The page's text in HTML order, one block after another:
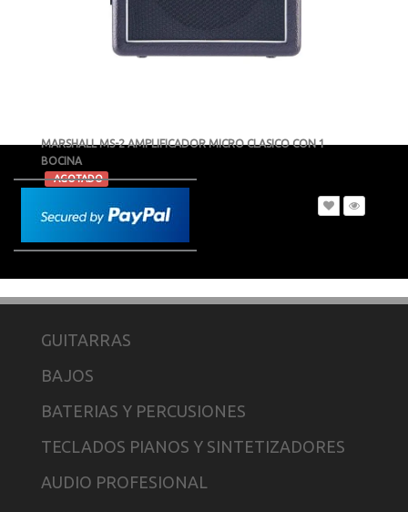
MARSHALL MS-2 AMPLIFICADOR MICRO CLASICO CON 1
BOCINA
- AGOTADO
MXN $1,262
GUITARRAS
BAJOS
BATERIAS Y PERCUSIONES
TECLADOS PIANOS Y SINTETIZADORES
AUDIO PROFESIONAL